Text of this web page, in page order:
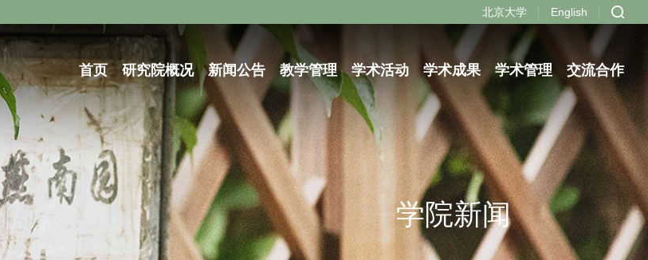
北京大学 English
首页 研究院概况 新闻公告 教学管理 学术活动 学术成果 学术管理 交流合作
学院新闻